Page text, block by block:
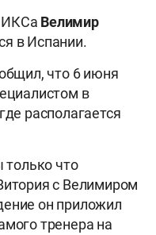
Велимир
в Испании.
что 6 июня
в
располагается
только что
с Велимиром
он приложил
тренера на